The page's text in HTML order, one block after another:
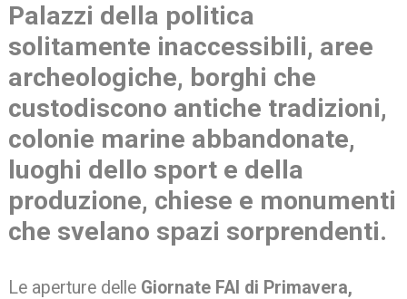
Palazzi della politica
solitamente inaccessibili, aree
archeologiche, borghi che
custodiscono antiche tradizioni,
colonie marine abbandonate,
luoghi dello sport e della
produzione, chiese e monumenti
che svelano spazi sorprendenti.
Le aperture delle Giornate FAI di Primavera,